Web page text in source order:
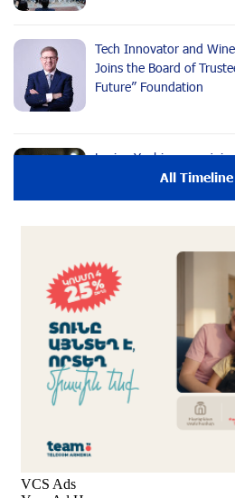
Tech Innovator and
Joins the Board of
Future” Foundation
Lusine Yeghiazaryan
the Music for the Future
Young Musician from the
Program, Arsen
Anniversary Concert of
Foundation with the
Philharmonia” Symphony Orchestra
Young Musicians of the
Bring the Voice of
All